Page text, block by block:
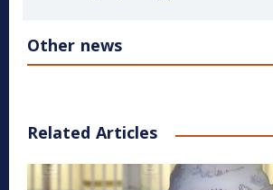
Other news
Related Articles